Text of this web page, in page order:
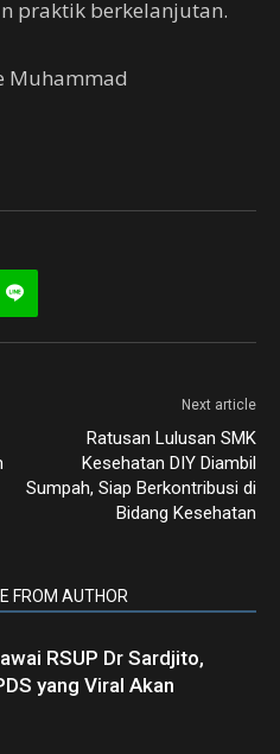
praktik berkelanjutan.
Muhammad
Next article
Ratusan Lulusan SMK
Kesehatan DIY Diambil
Sumpah, Siap Berkontribusi di
Bidang Kesehatan
FROM AUTHOR
RSUP Dr Sardjito,
yang Viral Akan